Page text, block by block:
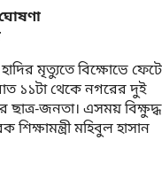
মৃত্যুতে বিক্ষোভে ফেটে
১১টা থেকে নগরের দুই
ছাত্র-জনতা। এসময় বিক্ষুদ্ধ
মহিবুল হাসান